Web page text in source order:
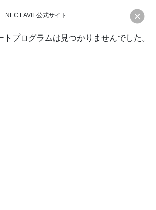
NEC LAVIE公式サイト
プログラムは見つかりませんでした。